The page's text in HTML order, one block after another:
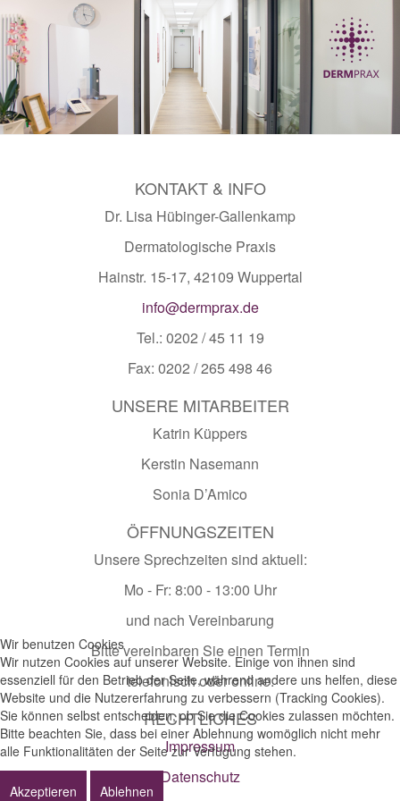
KONTAKT & INFO
Dr. Lisa Hübinger-Gallenkamp
Dermatologische Praxis
Hainstr. 15-17, 42109 Wuppertal
info@dermprax.de
Tel.: 0202 / 45 11 19
Fax: 0202 / 265 498 46
UNSERE MITARBEITER
Katrin Küppers
Kerstin Nasemann
Sonia D’Amico
ÖFFNUNGSZEITEN
Unsere Sprechzeiten sind aktuell:
Mo - Fr: 8:00 - 13:00 Uhr
und nach Vereinbarung
Bitte vereinbaren Sie einen Termin
telefonisch oder online.
RECHTLICHES
Impressum
Datenschutz
Wir benutzen Cookies
Wir nutzen Cookies auf unserer Website. Einige von ihnen sind
essenziell für den Betrieb der Seite, während andere uns helfen, diese
Website und die Nutzererfahrung zu verbessern (Tracking Cookies).
Sie können selbst entscheiden, ob Sie die Cookies zulassen möchten.
Bitte beachten Sie, dass bei einer Ablehnung womöglich nicht mehr
alle Funktionalitäten der Seite zur Verfügung stehen.
Akzeptieren Ablehnen